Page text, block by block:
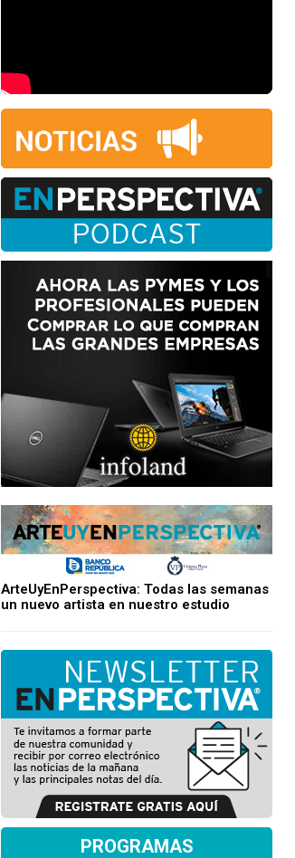
ArteUyEnPerspectiva: Todas las semanas
un nuevo artista en nuestro estudio
PROGRAMAS